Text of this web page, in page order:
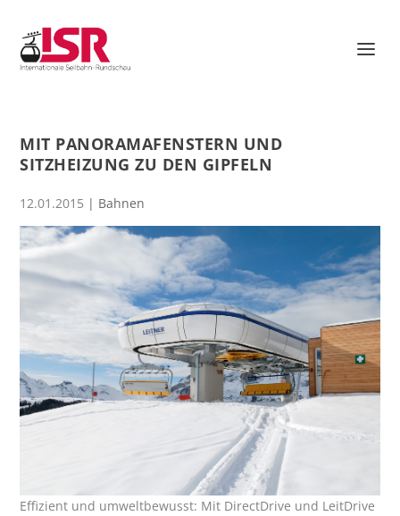
MIT PANORAMAFENSTERN UND
SITZHEIZUNG ZU DEN GIPFELN
12.01.2015 | Bahnen
Effizient und umweltbewusst: Mit DirectDrive und LeitDrive